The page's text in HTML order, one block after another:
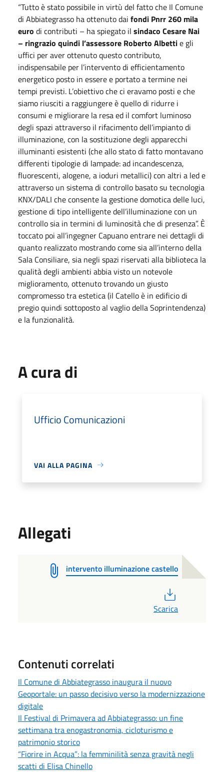
“Tutto è stato possibile in virtù del fatto che Il Comune
di Abbiategrasso ha ottenuto dai fondi Pnrr 260 mila
euro di contributi – ha spiegato il sindaco Cesare Nai
– ringrazio quindi l’assessore Roberto Albettie gli
uffici per aver ottenuto questo contributo,
indispensabile per l’intervento di efficientamento
energetico posto in essere e portato a termine nei
tempi previsti. L’obiettivo che ci eravamo posti e che
siamo riusciti a raggiungere è quello di ridurre i
consumi e migliorare la resa ed il comfort luminoso
degli spazi attraverso il rifacimento dell’impianto di
illuminazione, con la sostituzione degli apparecchi
illuminanti esistenti (che allo stato di fatto montavano
differenti tipologie di lampade: ad incandescenza,
fluorescenti, alogene, a ioduri metallici) con altri a led e
attraverso un sistema di controllo basato su tecnologia
KNX/DALI che consente la gestione domotica delle luci,
gestione di tipo intelligente dell’illuminazione con un
controllo sia in termini di luminosità che di presenza”. È
toccato poi all’ingegner Capuano entrare nei dettagli di
quanto realizzato mostrando come sia all’interno della
Sala Consiliare, sia negli spazi riservati alla biblioteca la
qualità degli ambienti abbia visto un notevole
miglioramento, ottenuto trovando un giusto
compromesso tra estetica (il Catello è in edificio di
pregio quindi sottoposto al vaglio della Soprintendenza)
e la funzionalità.
A cura di
Ufficio Comunicazioni
VAI ALLA PAGINA
Allegati
intervento illuminazione castello
Scarica
Contenuti correlati
Il Comune di Abbiategrasso inaugura il nuovo
Geoportale: un passo decisivo verso la modernizzazione
digitale
Il Festival di Primavera ad Abbiategrasso: un fine
settimana tra enogastronomia, cicloturismo e
patrimonio storico
“Fiorire in Acqua”: la femminilità senza gravità negli
scatti di Elisa Chinello